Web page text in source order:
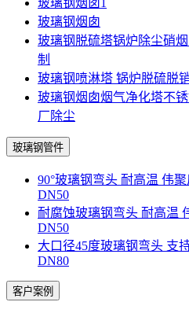
玻璃钢烟囱1
玻璃钢烟囱
玻璃钢脱硫塔锅炉除尘硝
制
玻璃钢喷淋塔 锅炉脱硫脱
玻璃钢烟囱烟气净化塔不
厂除尘
玻璃钢管件
90°玻璃钢弯头 耐高温 伟
DN50
耐腐蚀玻璃钢弯头 耐高温
DN50
大口径45度玻璃钢弯头 支
DN80
客户案例